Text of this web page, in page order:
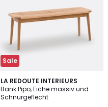
Sale
LA REDOUTE INTERIEURS
Bank Pipo, Eiche massiv und
Schnurgeflecht
3,5
/ 5